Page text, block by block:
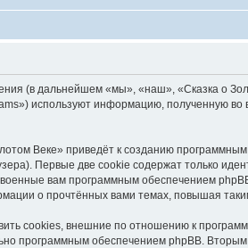
(в дальнейшем «мы», «наш», «Сказка о
используют информацию, полученную
Веке» приведёт к созданию
Первые две cookie содержат только
вам программным обеспечением
о прочтённых вами темах, повышая
cookies, внешние по отношению к
программным обеспечением phpBB.